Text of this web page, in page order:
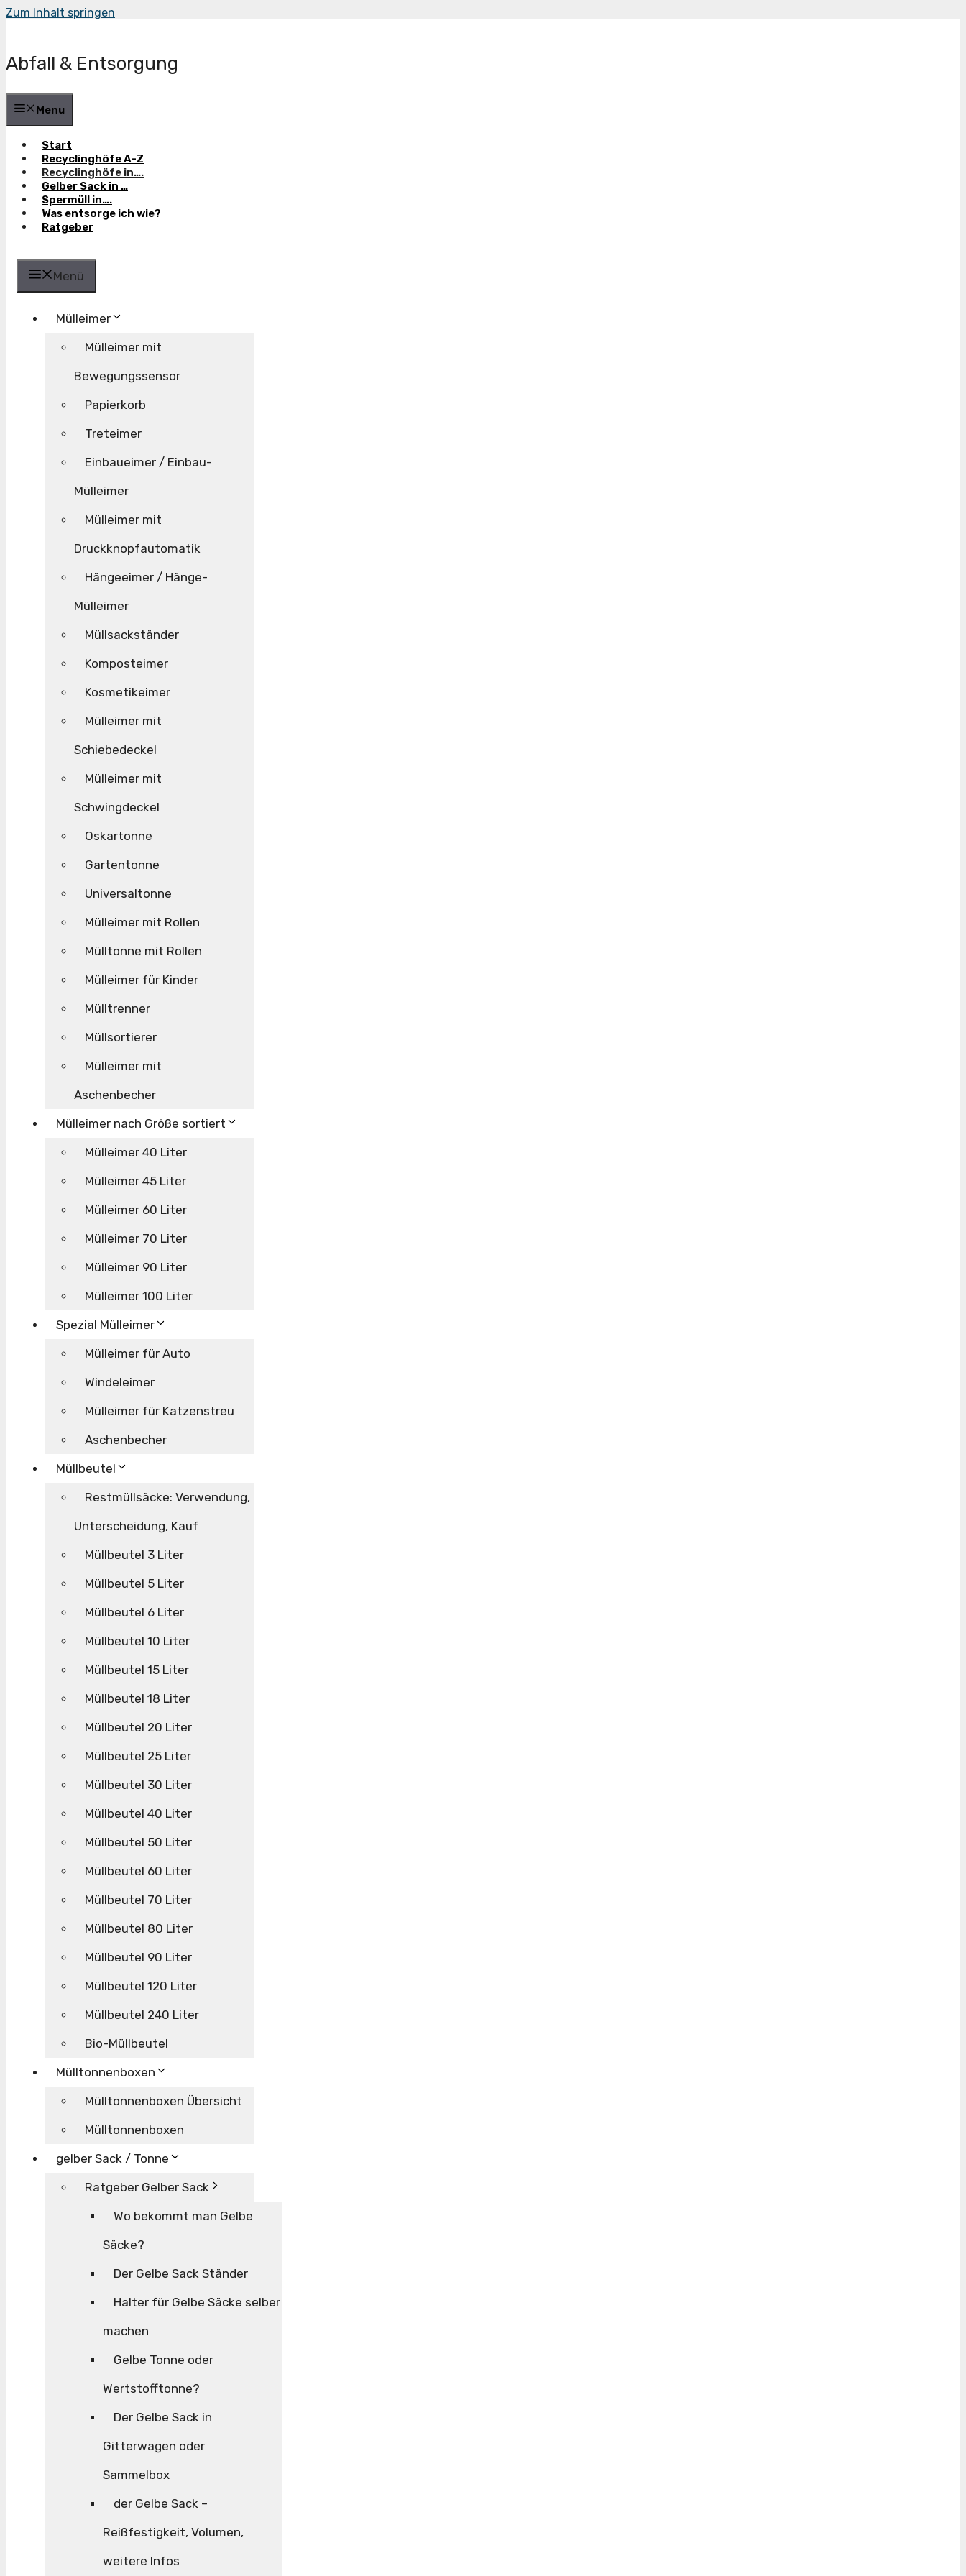
Zum Inhalt springen
Abfall & Entsorgung
Menu
Start
Recyclinghöfe A-Z
Recyclinghöfe in….
Gelber Sack in …
Spermüll in….
Was entsorge ich wie?
Ratgeber
Menü
Mülleimer
Mülleimer mit
Bewegungssensor
Papierkorb
Treteimer
Einbaueimer / Einbau-
Mülleimer
Mülleimer mit
Druckknopfautomatik
Hängeeimer / Hänge-
Mülleimer
Müllsackständer
Komposteimer
Kosmetikeimer
Mülleimer mit
Schiebedeckel
Mülleimer mit
Schwingdeckel
Oskartonne
Gartentonne
Universaltonne
Mülleimer mit Rollen
Mülltonne mit Rollen
Mülleimer für Kinder
Mülltrenner
Müllsortierer
Mülleimer mit
Aschenbecher
Mülleimer nach Größe sortiert
Mülleimer 40 Liter
Mülleimer 45 Liter
Mülleimer 60 Liter
Mülleimer 70 Liter
Mülleimer 90 Liter
Mülleimer 100 Liter
Spezial Mülleimer
Mülleimer für Auto
Windeleimer
Mülleimer für Katzenstreu
Aschenbecher
Müllbeutel
Restmüllsäcke: Verwendung,
Unterscheidung, Kauf
Müllbeutel 3 Liter
Müllbeutel 5 Liter
Müllbeutel 6 Liter
Müllbeutel 10 Liter
Müllbeutel 15 Liter
Müllbeutel 18 Liter
Müllbeutel 20 Liter
Müllbeutel 25 Liter
Müllbeutel 30 Liter
Müllbeutel 40 Liter
Müllbeutel 50 Liter
Müllbeutel 60 Liter
Müllbeutel 70 Liter
Müllbeutel 80 Liter
Müllbeutel 90 Liter
Müllbeutel 120 Liter
Müllbeutel 240 Liter
Bio-Müllbeutel
Mülltonnenboxen
Mülltonnenboxen Übersicht
Mülltonnenboxen
gelber Sack / Tonne
Ratgeber Gelber Sack
Wo bekommt man Gelbe
Säcke?
Der Gelbe Sack Ständer
Halter für Gelbe Säcke selber
machen
Gelbe Tonne oder
Wertstofftonne?
Der Gelbe Sack in
Gitterwagen oder
Sammelbox
der Gelbe Sack –
Reißfestigkeit, Volumen,
weitere Infos